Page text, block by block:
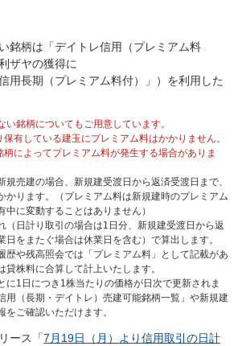
銘柄は「デイトレ信用（プレミアム料
ザヤの獲得に
用長期（プレミアム料付）」）を利用した
い銘柄についてもご用意しています。
有している建玉にプレミアム料はかかりません。
によってプレミアム料が発生する場合がありま
規売建の場合、新規建受渡日から返済受渡日まで、
かります。（プレミアム料は新規建時のプレミアム
中に変動することはありません）
（日計り取引の場合は1日分、新規建受渡日から返
日をまたぐ場合は休業日を含む）で算出します。
歴や残高照会では「プレミアム料」として記載があ
貸株料に合算して計上いたします。
に1日につき1株当たりの価格が日次で更新されま
用（長期・デイトレ）売建可能銘柄一覧」や新規建
をご確認いただけます。
ース「7月19日（月）より信用取引の日計